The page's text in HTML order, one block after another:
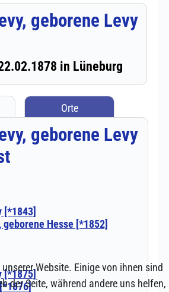
Website. Einige von ihnen sind
der Seite, während andere uns helfen,